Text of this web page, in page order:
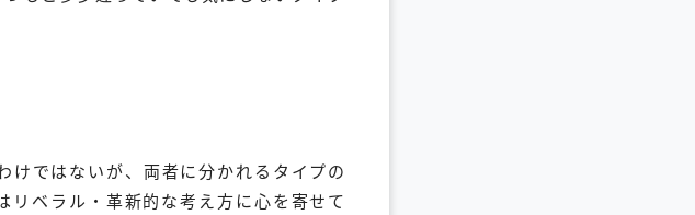
けではないが、両者に分かれるタイプの
リベラル・革新的な考え方に心を寄せて